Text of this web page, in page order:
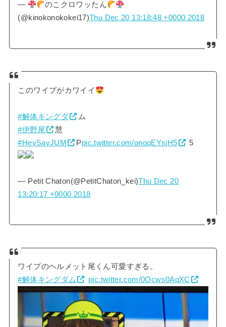
—
のこクロワッたん
(@kinokonokokei17)Thu Dec 20 13:18:48 +0000 2018
このワイプがカワイイ
#解体キングダ
ム
#伊野尾
慧
#HeySayJUM
Ppic.twitter.com/onoqEYsjH5 5
— Petit Chaton(@PetitChaton_kei)Thu Dec 20
13:20:17 +0000 2018
ワイプのヘルメット尾くん可愛すぎる。
#解体キングダム
pic.twitter.com/0Ocws0AqXC